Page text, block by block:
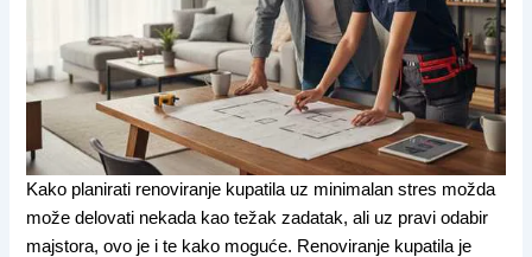
Kako planirati renoviranje kupatila uz minimalan stres možda
može delovati nekada kao težak zadatak, ali uz pravi odabir
majstora, ovo je i te kako moguće. Renoviranje kupatila je